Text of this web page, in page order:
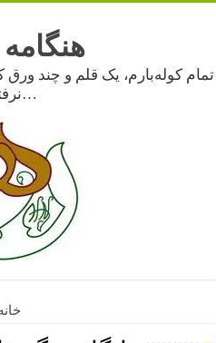
هنگامه
تمام کوله‌بارم، یک قلم و چند ورق
نرفته…